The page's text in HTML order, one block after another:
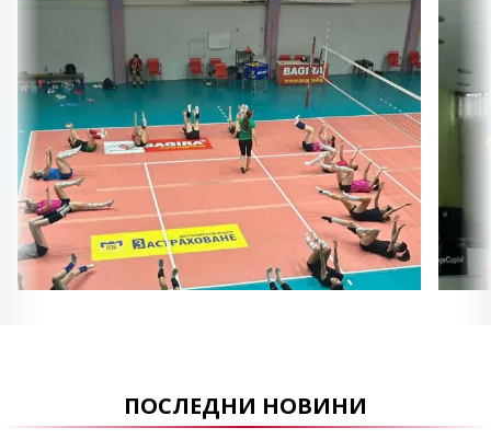
ПОСЛЕДНИ НОВИНИ